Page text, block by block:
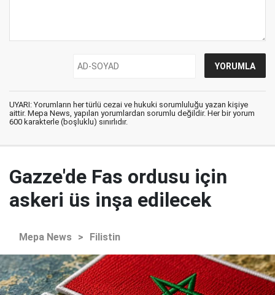
UYARI: Yorumların her türlü cezai ve hukuki sorumluluğu yazan kişiye
aittir. Mepa News, yapılan yorumlardan sorumlu değildir. Her bir yorum
600 karakterle (boşluklu) sınırlıdır.
Gazze'de Fas ordusu için
askeri üs inşa edilecek
Mepa News > Filistin